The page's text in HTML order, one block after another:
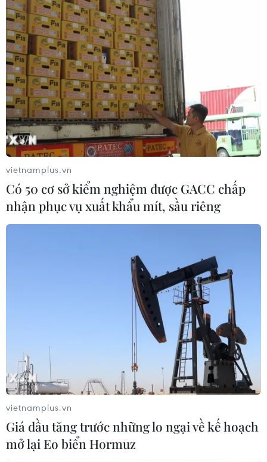
vietnamplus.vn
Có 50 cơ sở kiểm nghiệm được GACC chấp
nhận phục vụ xuất khẩu mít, sầu riêng
vietnamplus.vn
Giá dầu tăng trước những lo ngại về kế hoạch
mở lại Eo biển Hormuz